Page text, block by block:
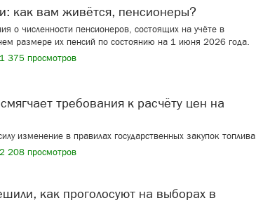
как вам живётся, пенсионеры?
о численности пенсионеров, состоящих на учёте в
размере их пенсий по состоянию на 1 июня 2026 года.
1 375 просмотров
изменение в правилах государственных закупок топлива
2 208 просмотров